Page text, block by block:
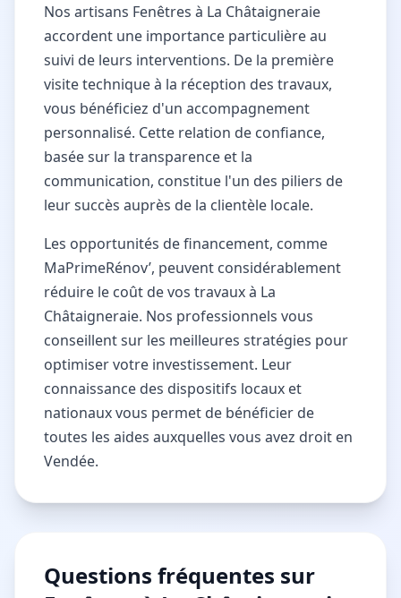
Nos artisans Fenêtres à La Châtaigneraie
accordent une importance particulière au
suivi de leurs interventions. De la première
visite technique à la réception des travaux,
vous bénéficiez d'un accompagnement
personnalisé. Cette relation de confiance,
basée sur la transparence et la
communication, constitue l'un des piliers de
leur succès auprès de la clientèle locale.
Les opportunités de financement, comme
MaPrimeRénov’, peuvent considérablement
réduire le coût de vos travaux à La
Châtaigneraie. Nos professionnels vous
conseillent sur les meilleures stratégies pour
optimiser votre investissement. Leur
connaissance des dispositifs locaux et
nationaux vous permet de bénéficier de
toutes les aides auxquelles vous avez droit en
Vendée.
Questions fréquentes sur